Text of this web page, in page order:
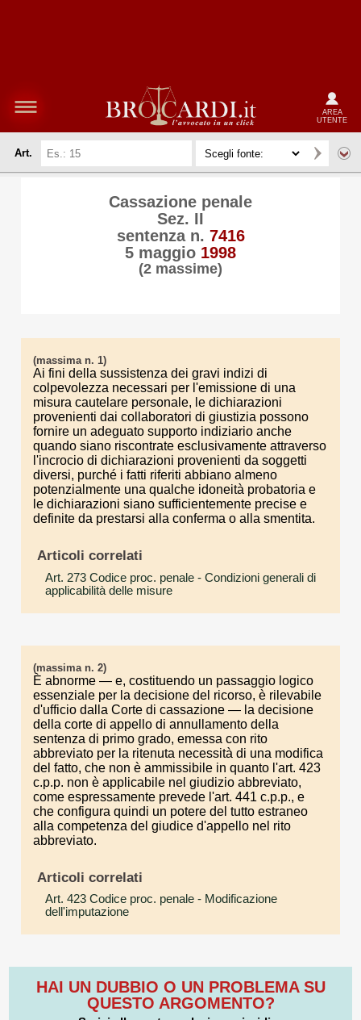
AREA
UTENTE
Art.
Cassazione penale
Sez. II
sentenza n. 7416
5 maggio 1998
(2 massime)
(massima n. 1)
Ai fini della sussistenza dei gravi indizi di
colpevolezza necessari per l'emissione di una
misura cautelare personale, le dichiarazioni
provenienti dai collaboratori di giustizia possono
fornire un adeguato supporto indiziario anche
quando siano riscontrate esclusivamente attraverso
l'incrocio di dichiarazioni provenienti da soggetti
diversi, purché i fatti riferiti abbiano almeno
potenzialmente una qualche idoneità probatoria e
le dichiarazioni siano sufficientemente precise e
definite da prestarsi alla conferma o alla smentita.
Articoli correlati
Art. 273 Codice proc. penale - Condizioni generali di
applicabilità delle misure
(massima n. 2)
È abnorme — e, costituendo un passaggio logico
essenziale per la decisione del ricorso, è rilevabile
d'ufficio dalla Corte di cassazione — la decisione
della corte di appello di annullamento della
sentenza di primo grado, emessa con rito
abbreviato per la ritenuta necessità di una modifica
del fatto, che non è ammissibile in quanto l'art. 423
c.p.p. non è applicabile nel giudizio abbreviato,
come espressamente prevede l'art. 441 c.p.p., e
che configura quindi un potere del tutto estraneo
alla competenza del giudice d'appello nel rito
abbreviato.
Articoli correlati
Art. 423 Codice proc. penale - Modificazione
dell'imputazione
HAI UN DUBBIO O UN PROBLEMA SU
QUESTO ARGOMENTO?